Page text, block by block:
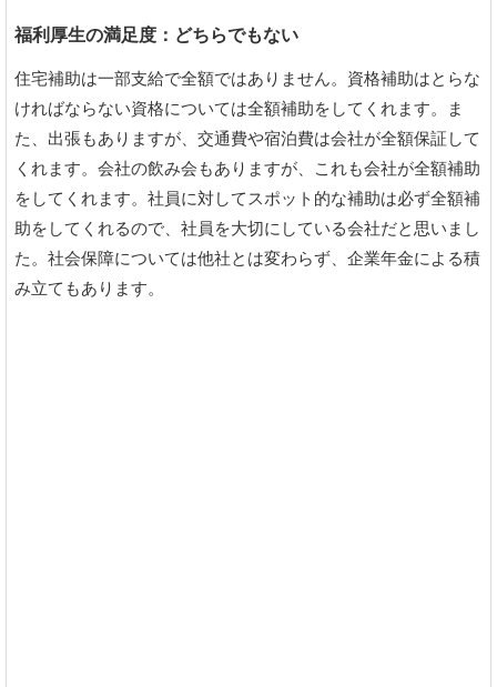
福利厚生の満足度：どちらでもない
住宅補助は一部支給で全額ではありません。資格補助はとらな
ければならない資格については全額補助をしてくれます。ま
た、出張もありますが、交通費や宿泊費は会社が全額保証して
くれます。会社の飲み会もありますが、これも会社が全額補助
をしてくれます。社員に対してスポット的な補助は必ず全額補
助をしてくれるので、社員を大切にしている会社だと思いまし
た。社会保障については他社とは変わらず、企業年金による積
み立てもあります。